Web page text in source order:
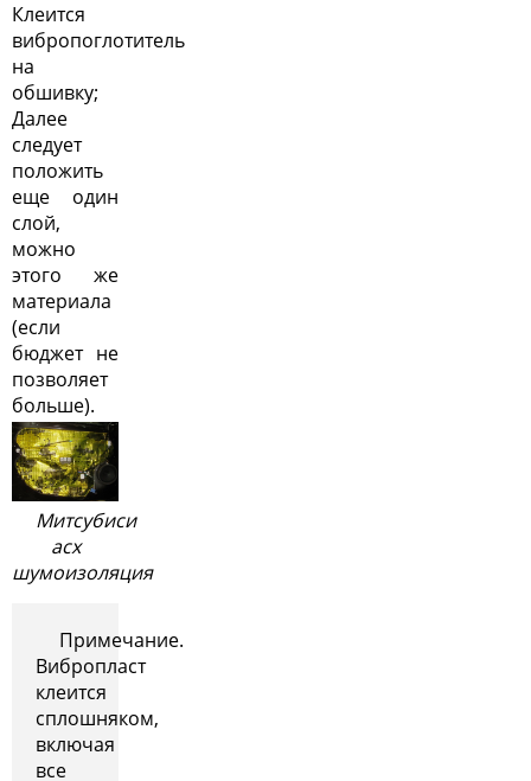
Клеится
вибропоглотитель
на
обшивку;
Далее
следует
положить
еще один
слой,
можно
этого же
материала
(если
бюджет не
позволяет
больше).
Митсубиси
асх
шумоизоляция
Примечание.
Вибропласт
клеится
сплошняком,
включая
все